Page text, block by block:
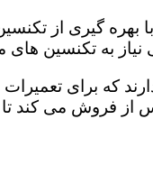
بهره گیری از
به تکنسین های
که برای
از فروش می کند تا